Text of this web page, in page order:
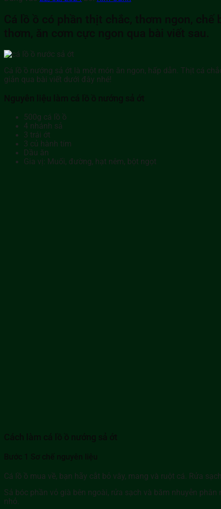
Cá lồ ồ có phần thịt chắc, thơm ngon, chế
thơm, ăn cơm cực ngon qua bài viết sau.
Cá lồ ồ nướng sả ớt là một món ăn ngon, hấp dẫn. Thịt cá
giản qua bài viết dưới đây nhé!
Nguyên liệu làm cá lồ ồ nướng sả ớt
500g cá lồ ồ
4 nhánh sả
3 trái ớt
3 củ hành tím
Dầu ăn
Gia vị: Muối, đường, hạt nêm, bột ngọt
Cách làm cá lồ ồ nướng sả ớt
Bước 1 Sơ chế nguyên liệu
Cá lồ ồ mua về, bạn hãy cắt bỏ vây, mang và ruột cá. Rửa
Sả bóc phần vỏ già bên ngoài, rửa sạch và băm nhuyễn
nhỏ.